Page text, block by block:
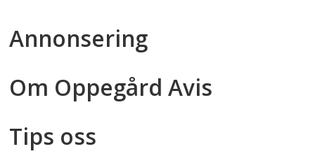
Annonsering
Om Oppegård Avis
Tips oss